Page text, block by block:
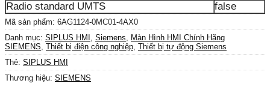
Radio standard UMTS
false
Mã sản phẩm: 6AG1124-0MC01-4AX0
Danh mục: SIPLUS HMI , Siemens, Màn Hình HMI Chính Hãng
SIEMENS, Thiết bị điện công nghiệp, Thiết bị tự động Siemens
Thẻ: SIPLUS HMI
Thương hiệu: SIEMENS